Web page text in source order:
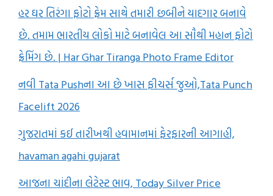
હર ઘર તિરંગા ફોટો ફ્રેમ સાથે તમારી છબીને યાદગાર બનાવે
છે. તમામ ભારતીય લોકો માટે બનાવેલ આ સૌથી મહાન ફોટો
ફ્રેમિંગ છે. | Har Ghar Tiranga Photo Frame Editor
નવી Tata Pushના આ છે ખાસ ફીચર્સ જુઓ,Tata Punch
Facelift 2026
ગુજરાતમાં કઈ તારીખથી હવામાનમાં ફેરફારની આગાહી,
havaman agahi gujarat
આજના ચાંદીના લેટેસ્ટ ભાવ, Today Silver Price